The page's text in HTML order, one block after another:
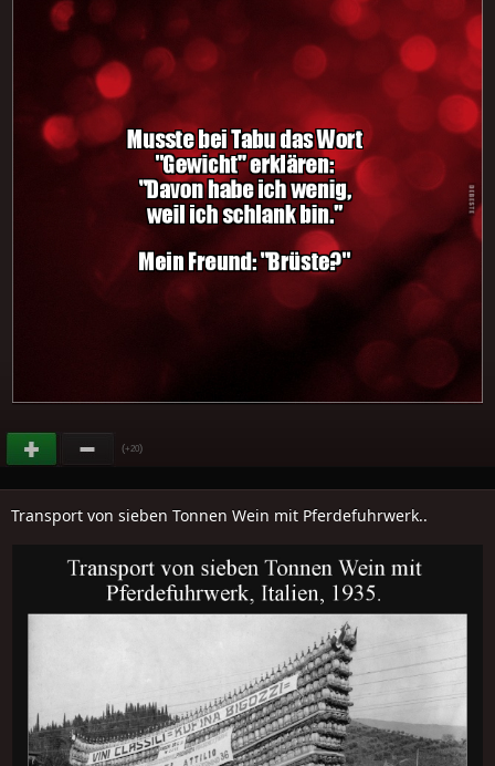
(+20)
Transport von sieben Tonnen Wein mit Pferdefuhrwerk..